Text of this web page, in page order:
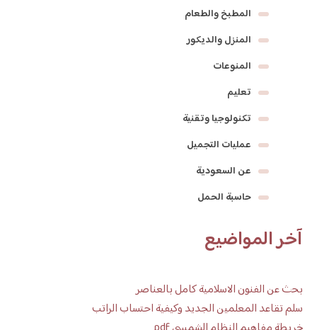
المطبخ والطعام
المنزل والديكور
المنوعات
تعليم
تكنولوجيا وتقنية
عمليات التجميل
عن السعودية
حاسبة الحمل
آخر المواضيع
بحث عن الفنون الاسلامية كامل بالعناصر
سلم تقاعد المعلمين الجديد وكيفية احتساب الراتب